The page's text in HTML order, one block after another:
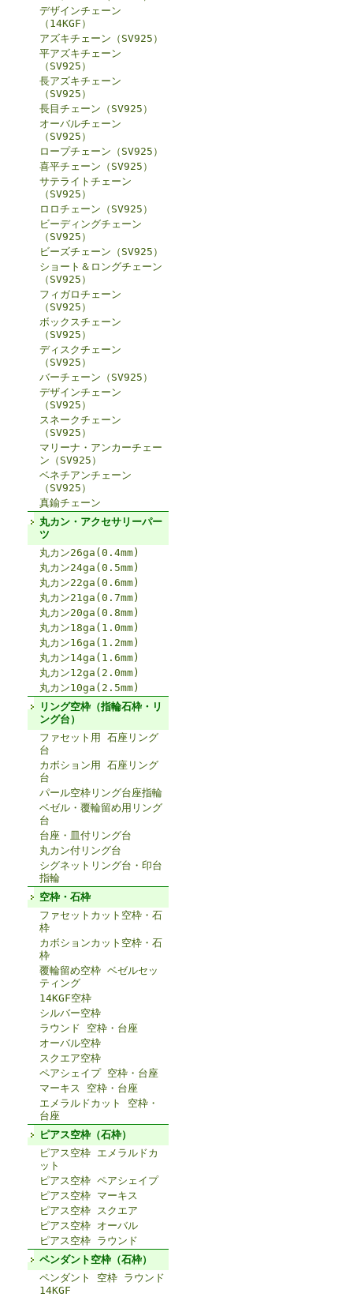
デザインチェーン
（14KGF）
アズキチェーン（SV925）
平アズキチェーン
（SV925）
長アズキチェーン
（SV925）
長目チェーン（SV925）
オーバルチェーン
（SV925）
ロープチェーン（SV925）
喜平チェーン（SV925）
サテライトチェーン
（SV925）
ロロチェーン（SV925）
ビーディングチェーン
（SV925）
ビーズチェーン（SV925）
ショート＆ロングチェーン
（SV925）
フィガロチェーン
（SV925）
ボックスチェーン
（SV925）
ディスクチェーン
（SV925）
バーチェーン（SV925）
デザインチェーン
（SV925）
スネークチェーン
（SV925）
マリーナ・アンカーチェー
ン（SV925）
ベネチアンチェーン
（SV925）
真鍮チェーン
丸カン・アクセサリーパー
ツ
丸カン26ga(0.4mm)
丸カン24ga(0.5mm)
丸カン22ga(0.6mm)
丸カン21ga(0.7mm)
丸カン20ga(0.8mm)
丸カン18ga(1.0mm)
丸カン16ga(1.2mm)
丸カン14ga(1.6mm)
丸カン12ga(2.0mm)
丸カン10ga(2.5mm)
リング空枠（指輪石枠・リ
ング台）
ファセット用 石座リング
台
カボション用 石座リング
台
パール空枠リング台座指輪
ベゼル・覆輪留め用リング
台
台座・皿付リング台
丸カン付リング台
シグネットリング台・印台
指輪
空枠・石枠
ファセットカット空枠・石
枠
カボションカット空枠・石
枠
覆輪留め空枠 ベゼルセッ
ティング
14KGF空枠
シルバー空枠
ラウンド 空枠・台座
オーバル空枠
スクエア空枠
ペアシェイプ 空枠・台座
マーキス 空枠・台座
エメラルドカット 空枠・
台座
ピアス空枠（石枠）
ピアス空枠 エメラルドカ
ット
ピアス空枠 ペアシェイプ
ピアス空枠 マーキス
ピアス空枠 スクエア
ピアス空枠 オーバル
ピアス空枠 ラウンド
ペンダント空枠（石枠）
ペンダント 空枠 ラウンド
14KGF